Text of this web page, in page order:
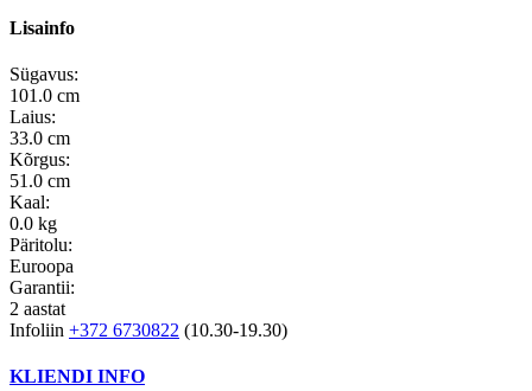
Lisainfo
Sügavus:
101.0 cm
Laius:
33.0 cm
Kõrgus:
51.0 cm
Kaal:
0.0 kg
Päritolu:
Euroopa
Garantii:
2 aastat
Infoliin +372 6730822 (10.30-19.30)
KLIENDI INFO